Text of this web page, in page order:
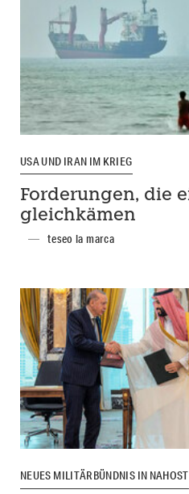
USA UND IRAN IM KRIEG
Forderungen, die
gleichkämen
teseo la marca
NEUES MILITÄRBÜNDNIS IN NAHOST